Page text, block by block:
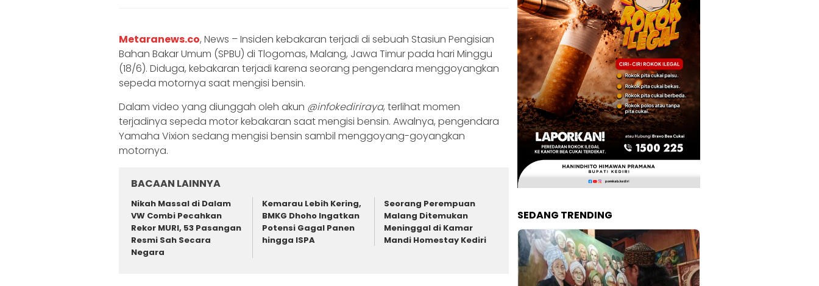
Metaranews.co, News – Insiden kebakaran terjadi di sebuah Stasiun Pengisian
Bahan Bakar Umum (SPBU) di Tlogomas, Malang, Jawa Timur pada hari Minggu
(18/6). Diduga, kebakaran terjadi karena seorang pengendara menggoyangkan
sepeda motornya saat mengisi bensin.
Dalam video yang diunggah oleh akun @infokediriraya, terlihat momen
terjadinya sepeda motor kebakaran saat mengisi bensin. Awalnya, pengendara
Yamaha Vixion sedang mengisi bensin sambil menggoyang-goyangkan
motornya.
BACAAN LAINNYA
‎Nikah Massal di Dalam
VW Combi Pecahkan
Rekor MURI, 53 Pasangan
Resmi Sah Secara
Negara ‎
Kemarau Lebih Kering,
BMKG Dhoho Ingatkan
Potensi Gagal Panen
hingga ISPA
Seorang Perempuan
Malang Ditemukan
Meninggal di Kamar
Mandi Homestay Kediri
SEDANG TRENDING